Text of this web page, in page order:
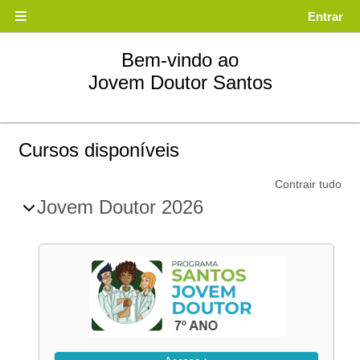
Entrar
Bem-vindo ao
Jovem Doutor Santos
Cursos disponíveis
Contrair tudo
Jovem Doutor 2026